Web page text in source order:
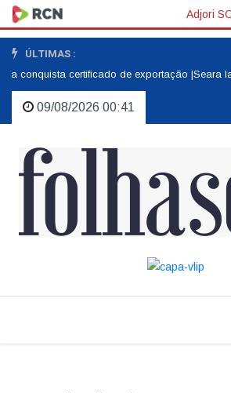
Adjori
ÚLTIMAS :
conquista certificado de exportação | Seara
09/08/2026 00:41